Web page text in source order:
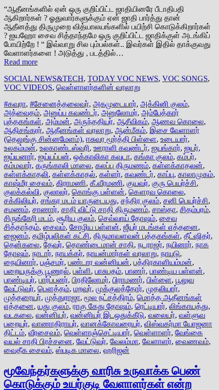
“ஆதீனங்களில் ஏன் ஒரு குறிப்பிட்ட ஜாதியினரே பீடாதிபதி
ஆகிறார்கள் ? ஓதுவார்களுக்கும் ஏன் ஜாதி பார்த்து தான்
ஆதீனத்து திருமுறை வித்யாலயங்களில் பயிற்சி கொடுக்கிறார்கள்
? ஐயஹோ சைவ சித்தாந்தமே ஒரு குறிப்பிட்ட ஜாதிக்குள் அடங்கிப்
போயிற்றே ! “ இவ்வாறு சில பும்பல்கள்.. இவர்கள் இதில் தாக்குவது
வேளாளர்களை ! அடுத்து , படத்தில்…
Read more
SOCIAL NEWS&TECH, TODAY VOC NEWS, VOC SONGS,
VOC VIDEOS, வெள்ளாளர்களின் வரலாறு
#கவுரா, #சேனைத்தலைவர், அகமுடையார், அக்கினி குலம்,
அத்வைதம், அனுப்ப கவுண்டர், அனுலோமர், அம்பேத்கார்
புத்தகங்கள், அம்மன், அருந்ததியர், ஆசீவிகம், ஆணவ கொலை,
ஆதிசங்கரர், ஆதீனங்கள் வரலாறு, ஆன்மீகம், இசை வேளாளர்
(தெலுங்கு சின்னமேளம்), ஈசுவர மூர்த்தி பிள்ளை, உடையார்,
உலகம்மன், உலகாண்டஸ்வரி, ஊராளி கவுண்டர், ஐயங்கார், ஐயர்,
ஐய்யனார், ஐய்யப்பன், ஒக்காலிகா கவுடா, கங்கா குலம், கம்பர்,
கம்மவார், கருங்காலி மாலை, கலப்பு திருமணம், கள்ளக்காதலன்,
கள்ளக்காதலி, கள்ளக்காதல், கள்ளர், கவுண்டர், காப்பு, காலாமுகம்,
காஷ்மீர சைவம், கிராமணி, கீ.வீரமணி, குயவர், குரு பெயர்ச்சி,
குலக்கல்வி, குலாலர், கொங்கு பள்ளன், கௌரவ கொலை,
சக்கிலியர், சங்கர மடம் யாருடையது, சந்திர குலம், சனி பெயர்ச்சி,
சமணம், சாணார், சாதி விட்டு சாதி திருமணம், சாஸ்தா, சிதம்பரம்,
சிருங்கேரி மடம், சூரிய குலம், செவ்வாய் தோஷம், சைவ
சித்தாந்தம், சைவம், சோழிய பள்ளன், ஜீயர் மடங்கள் எத்தனை,
ஜைனம், தமிழ்புலிகள் கட்சி, திருமாவளவன் புத்தகங்கள், தீட்ஷிதர்,
தென்கலை, தேவர், தொண்டைமான் சாதி, நடராஜர், நயினார், நாக
தோஷம், நாடார், நாயக்கர், நாயன்மார்கள் வரலாறு, நாயுடு,
நையினார், பஞ்சமர், பண்டார வன்னியன், பத்திரகாளியம்மன்,
பறையருக்கு பூணூல், பள்ளி, பாசுபதம், பாணர், பாண்டிய பள்ளன்,
பாண்டியர், பார்ப்பனர், பிரதிலோமர், பிராமணர், பிள்ளை, பூலுவ
வேட்டுவர், பௌத்தம், மறவர், முக்குலத்தோர், முதலியார்,
முத்தரையர், முத்துராஜா, மூல நட்சத்திரம், மொத்த ஆதீனங்கள்
எத்தனை, யது குலம், ராகு கேது தோஷம், ரெட்டியார், லிங்காயத்து,
வடகலை, வன்னியர், வன்னியர் இடஒதுக்கீடு, வலையர், வள்ளுவ
பறையர், வாணாதிராயர், வானக்கோவரையர், விஸ்வகர்மா யோஜனா
திட்டம், வீரசைவம், வெள்ளாஞ்செட்டியார், வெள்ளாளர், வேங்கை
வயல் சாதி பிரச்சனை, வேட்டுவர், வேலம்மா, வேளாளர், வைணவம்,
வைதீக சைவம், ஸ்படிக மாலை, ஹரிஜன்
மூவேந்தர்களுக்கு வாரிசு உருவாக்க பெண்
கொடுக்கும் உயர்குடி வேளாளர்கள் என்ற